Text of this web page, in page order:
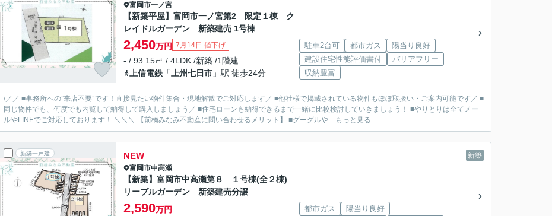
富岡市一ノ宮
【新築平屋】富岡市一ノ宮第2 限定１棟 ク
レイドルガーデン 新築建売 1号棟
2,450万円 7月14日 値下げ
- / 93.15㎡ / 4LDK /新築 /1階建
上信電鉄 「 上州七日市 」駅 徒歩24分
駐車2台可 都市ガス
陽当り良好
建設住宅性能評価書付
バリアフリー
収納豊富
/／／ ■事務所への”来店不要”です！直接見たい物件集合・現地解散でご対応します／ ■他社様で掲載されている物件もほぼ取扱い・ご案内可能です／ ■
同じ物件でも、何度でも内覧して納得して購入しましょう／ ■住宅ローンも納得できるまで一緒に比較検討していきましょう！ ■やりとりは全てメー
ルやLINEでご対応しております！ ＼＼＼ 【前橋みなみ不動産に問い合わせるメリット】 ■グーグルや... もっと見る
新築一戸建 新築
NEW
富岡市中高瀬
【新築】富岡市中高瀬第８ １号棟(全２棟)
リーブルガーデン 新築建売分譲
2,590万円
都市ガス
陽当り良好